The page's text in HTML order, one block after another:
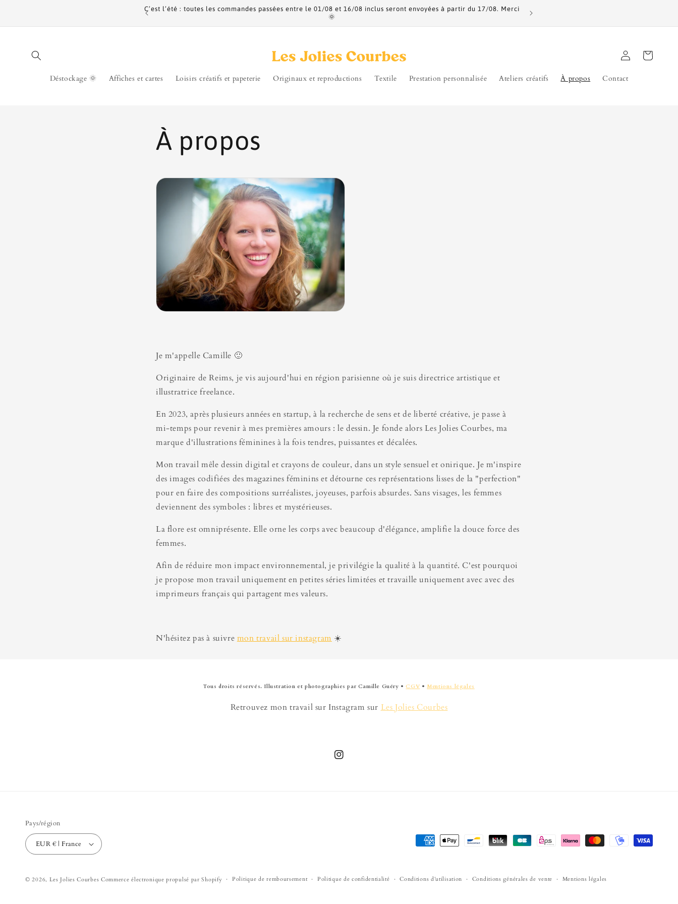
contenu
C’est l’été : toutes les commandes passées entre le 01/08 et 16/08 inclus seront envoyées à partir du 17/08. Merci
🌞
Déstockage 🌞 Affiches et cartes Loisirs créatifs et papeterie Originaux et reproductions Textile Prestation personnalisée Ateliers créatifs À propos Contact
ConnexionPanier
À propos
Je m'appelle Camille 🙂
Originaire de Reims, je vis aujourd'hui en région parisienne où je suis directrice artistique et
illustratrice freelance.
En 2023, après plusieurs années en startup, à la recherche de sens et de liberté créative, je passe à
mi-temps pour revenir à mes premières amours : le dessin. Je fonde alors Les Jolies Courbes, ma
marque d'illustrations féminines à la fois tendres, puissantes et décalées.
Mon travail mêle dessin digital et crayons de couleur, dans un style sensuel et onirique. Je m'inspire
des images codifiées des magazines féminins et détourne ces représentations lisses de la "perfection"
pour en faire des compositions surréalistes, joyeuses, parfois absurdes. Sans visages, les femmes
deviennent des symboles : libres et mystérieuses.
La flore est omniprésente. Elle orne les corps avec beaucoup d'élégance, amplifie la douce force des
femmes.
Afin de réduire mon impact environnemental, je privilégie la qualité à la quantité. C'est pourquoi
je propose mon travail uniquement en petites séries limitées et travaille uniquement avec avec des
imprimeurs français qui partagent mes valeurs.
N'hésitez pas à suivre mon travail sur instagram ☀️
Tous droits réservés. Illustration et photographies par Camille Guéry •CGV • Mentions légales
Retrouvez mon travail sur Instagram sur Les Jolies Courbes
Instagram
Pays/région
EUR € | France
Moyens
© 2026, Les Jolies Courbes Commerce électronique propulsé par Shopify Politique de remboursement Politique de confidentialité Conditions d’utilisation Conditions générales de vente Mentions légales